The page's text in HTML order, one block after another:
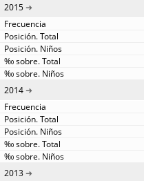
2015
2014
2013